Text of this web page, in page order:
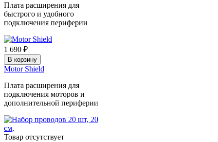
Плата расширения для
быстрого и удобного
подключения периферии
1 690 ₽
В корзину
Motor Shield
Плата расширения для
подключения моторов и
дополнительной периферии
Товар отсутствует